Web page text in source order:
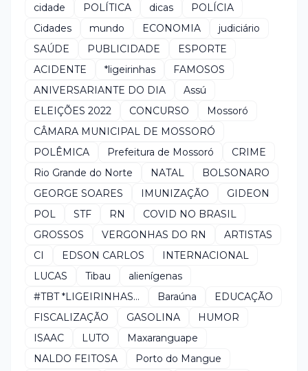
cidade POLÍTICA dicas
POLÍCIA
Cidades
mundo ECONOMIA
judiciário
SAÚDE
PUBLICIDADE
ESPORTE
ACIDENTE
*ligeirinhas
FAMOSOS
ANIVERSARIANTE DO DIA
Assú
ELEIÇÕES 2022
CONCURSO
Mossoró
CÂMARA MUNICIPAL DE MOSSORÓ
POLÊMICA
Prefeitura de Mossoró
CRIME
Rio Grande do Norte
NATAL
BOLSONARO
GEORGE SOARES
IMUNIZAÇÃO
GIDEON
POL
STF RN
COVID NO BRASIL
GROSSOS
VERGONHAS DO RN
ARTISTAS
CI
EDSON CARLOS
INTERNACIONAL
LUCAS
Tibau
alienígenas
#TBT *LIGEIRINHAS...
Baraúna
EDUCAÇÃO
FISCALIZAÇÃO
GASOLINA
HUMOR
ISAAC
LUTO
Maxaranguape
NALDO FEITOSA
Porto do Mangue